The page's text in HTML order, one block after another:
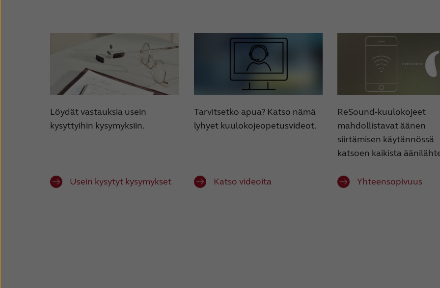
Löydät vastauksia usein
kysyttyihin kysymyksiin.
Usein kysytyt kysymykset
Tarvitsetko apua? Katso nämä
lyhyet kuulokojeopetusvideot.
Katso videoita
ReSound-kuulokojeet
mahdollistavat äänen
siirtämisen käytännössä
katsoen kaikista
Yhteensopivuus